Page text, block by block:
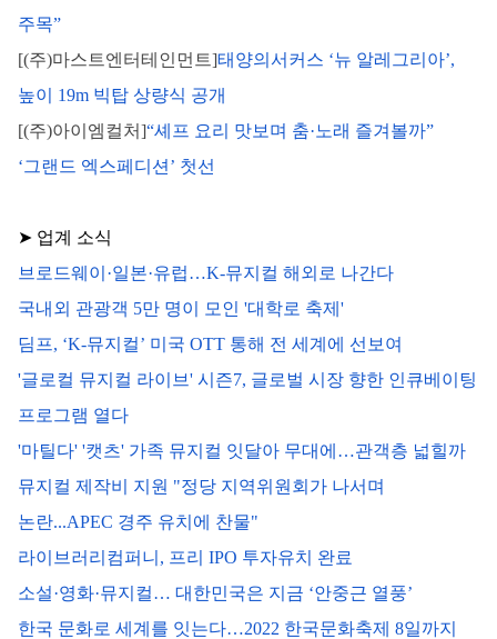
주목”
[(주)마스트엔터테인먼트]태양의서커스 ‘뉴 알레그리아’,
높이 19m 빅탑 상량식 공개
[(주)아이엠컬처]“셰프 요리 맛보며 춤·노래 즐겨볼까”
‘그랜드 엑스페디션’ 첫선
➤ 업계 소식
브로드웨이·일본·유럽…K-뮤지컬 해외로 나간다
국내외 관광객 5만 명이 모인 '대학로 축제'
딤프, ‘K-뮤지컬’ 미국 OTT 통해 전 세계에 선보여
'글로컬 뮤지컬 라이브' 시즌7, 글로벌 시장 향한 인큐베이팅
프로그램 열다
'마틸다' '캣츠' 가족 뮤지컬 잇달아 무대에…관객층 넓힐까
뮤지컬 제작비 지원 "정당 지역위원회가 나서며
논란...APEC 경주 유치에 찬물"
라이브러리컴퍼니, 프리 IPO 투자유치 완료
소설·영화·뮤지컬… 대한민국은 지금 ‘안중근 열풍’
한국 문화로 세계를 잇는다…2022 한국문화축제 8일까지